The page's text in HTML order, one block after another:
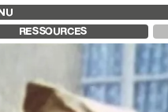
13
2025
2024
2023
2021
2020
RESSOURCES